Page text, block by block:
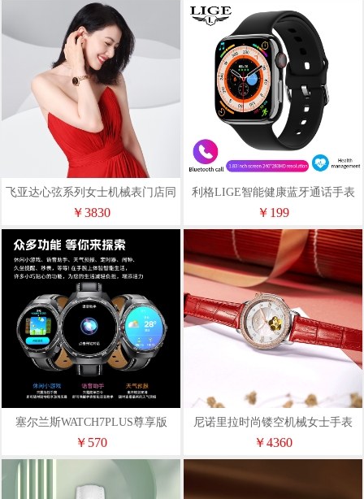
飞亚达心弦系列女士机械表门店同
款LA869009.PKPH
￥3830
利格LIGE智能健康蓝牙通话手表
BW0445
￥199
塞尔兰斯WATCH7PLUS尊享版
￥570
尼诺里拉时尚镂空机械女士手表
11010
￥4360